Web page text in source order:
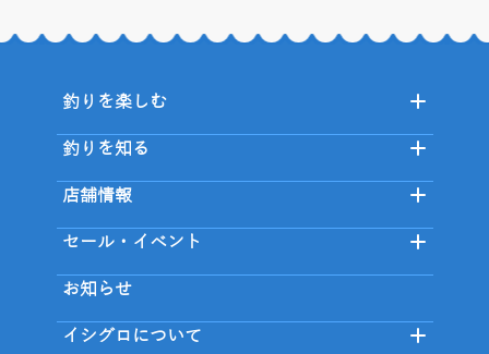
釣りを楽しむ
釣りを知る
店舗情報
セール・イベント
お知らせ
イシグロについて